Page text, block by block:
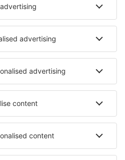
în Moliets et Maa
- orașe
Cazare în Cercivento
Cazare în Montenegro
în Bellizzi Irpino
Cazare în Frenchtown